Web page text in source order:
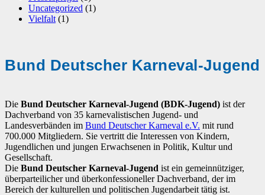
Uncategorized (1)
Vielfalt (1)
Bund Deutscher Karneval-Jugend
Die Bund Deutscher Karneval-Jugend (BDK-Jugend) ist der
Dachverband von 35 karnevalistischen Jugend- und
Landesverbänden im Bund Deutscher Karneval e.V. mit rund
700.000 Mitgliedern. Sie vertritt die Interessen von Kindern,
Jugendlichen und jungen Erwachsenen in Politik, Kultur und
Gesellschaft.
Die Bund Deutscher Karneval-Jugend ist ein gemeinnütziger,
überparteilicher und überkonfessioneller Dachverband, der im
Bereich der kulturellen und politischen Jugendarbeit tätig ist.